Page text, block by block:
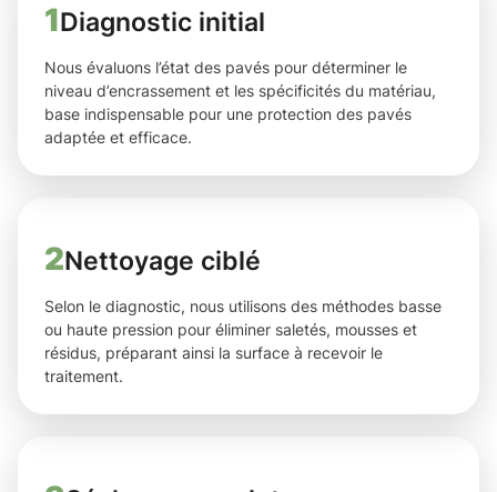
1Diagnostic initial
Nous évaluons l’état des pavés pour déterminer le
niveau d’encrassement et les spécificités du matériau,
base indispensable pour une protection des pavés
adaptée et efficace.
2Nettoyage ciblé
Selon le diagnostic, nous utilisons des méthodes basse
ou haute pression pour éliminer saletés, mousses et
résidus, préparant ainsi la surface à recevoir le
traitement.